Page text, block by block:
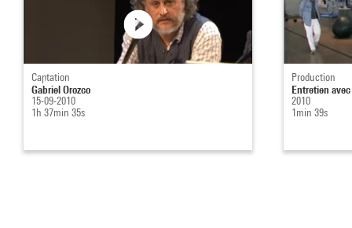
Captation
Gabriel Orozco
15-09-2010
1h 37min 35s
Production
Entretien
2010
1min 39s